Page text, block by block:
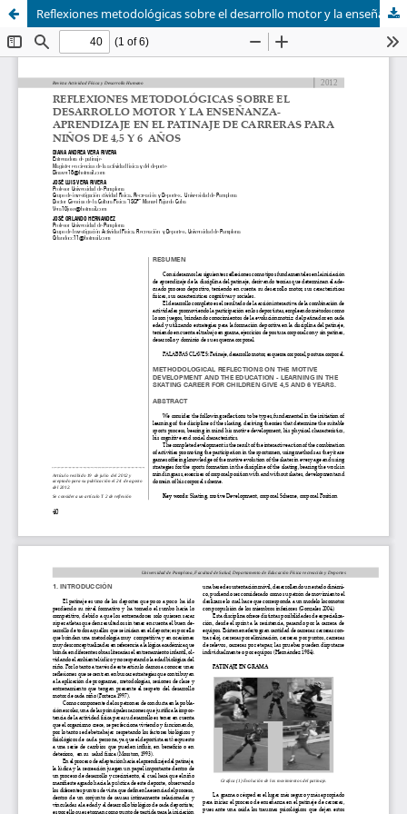
Reflexiones metodológicas sobre el desarrollo motor y la enseñanza- aprendizaje en el patinaje de carreras para niños de 4,5 y 6 año